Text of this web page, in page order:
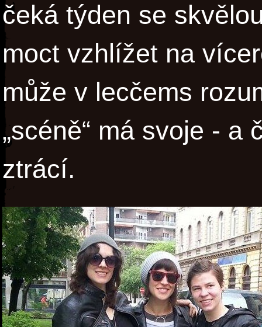
čeká týden se
moct vzhlížet na
může v lecčems
„scéně“ má svoje - a
ztrácí.